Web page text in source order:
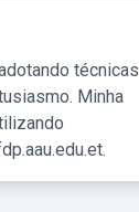
técnicas
Minha